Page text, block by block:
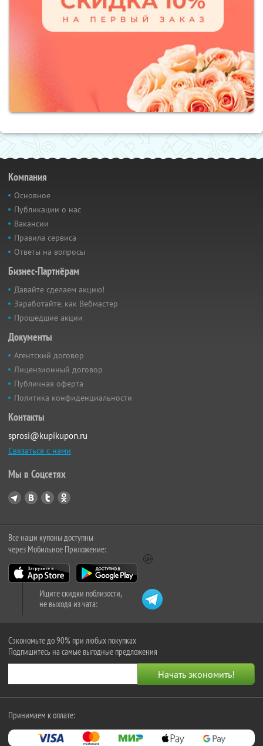
Компания
Основное
Публикации о нас
Вакансии
Правила сервиса
Ответы на вопросы
Бизнес-Партнёрам
Давайте сделаем акцию!
Заработайте, как Вебмастер
Прошедшие акции
Документы
Агентский договор
Лицензионный договор
Публичная оферта
Политика конфиденциальности
Контакты
sprosi@kupikupon.ru
Связаться с нами
Мы в Соцсетях
Все наши купоны доступны
через Мобильное Приложение:
Ищите скидки поблизости,
не выходя из чата:
Сэкономьте до 90% при любых покупках
Подпишитесь на самые выгодные предложения
Принимаем к оплате: